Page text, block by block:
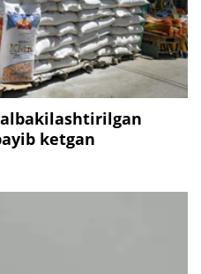
ketgan